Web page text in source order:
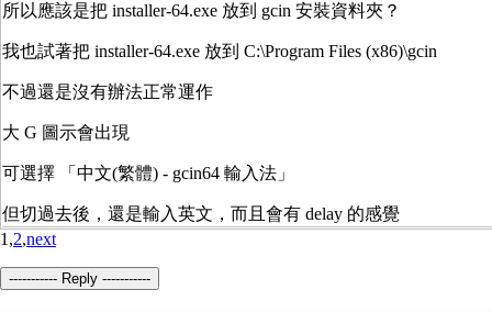
所以應該是把 installer-64.exe 放到 gcin 安裝資料夾？
我也試著把 installer-64.exe 放到 C:\Program Files (x86)\gcin
不過還是沒有辦法正常運作
大 G 圖示會出現
可選擇 「中文(繁體) - gcin64 輸入法」
但切過去後，還是輸入英文，而且會有 delay 的感覺
1,2,next
----------- Reply -----------